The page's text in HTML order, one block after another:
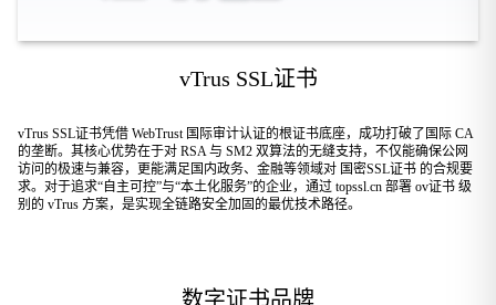
vTrus SSL证书
vTrus SSL证书凭借 WebTrust 国际审计认证的根证书底座，成功打破了国际 CA
的垄断。其核心优势在于对 RSA 与 SM2 双算法的无缝支持，不仅能确保公网
访问的极速与兼容，更能满足国内政务、金融等领域对 国密SSL证书 的合规要
求。对于追求“自主可控”与“本土化服务”的企业，通过 topssl.cn 部署 ov证书 级
别的 vTrus 方案，是实现全链路安全加固的最优技术路径。
数字证书品牌